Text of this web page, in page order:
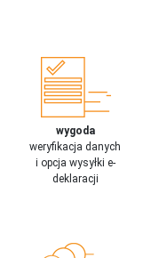
wygoda
weryfikacja danych
i opcja wysyłki e-
deklaracji